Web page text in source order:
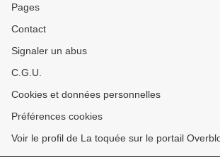
Pages
Contact
Signaler un abus
C.G.U.
Cookies et données personnelles
Préférences cookies
Voir le profil de La toquée sur le portail